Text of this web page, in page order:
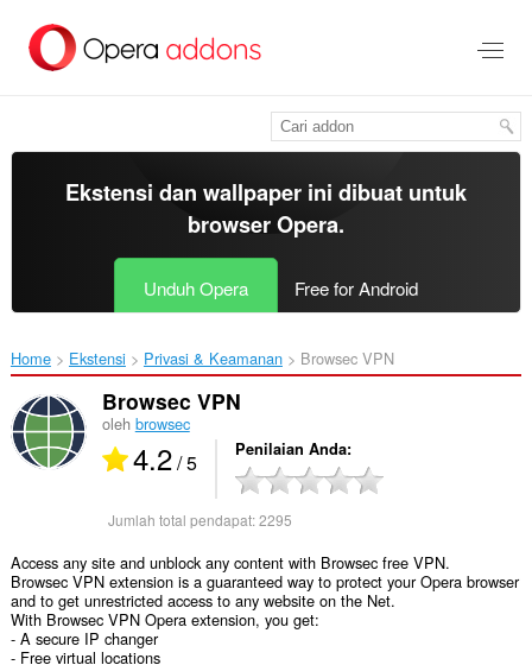
konten
Ekstensi dan wallpaper ini dibuat untuk
browser Opera.
Unduh Opera Free for Android
Home Ekstensi Privasi & Keamanan Browsec VPN‎
Browsec VPN
oleh browsec
4.2/ 5 Penilaian Anda
Jumlah total pendapat:2295
Access any site and unblock any content with Browsec free VPN.
Browsec VPN extension is a guaranteed way to protect your Opera browser
and to get unrestricted access to any website on the Net.
With Browsec VPN Opera extension, you get:
- A secure IP changer
- Free virtual locations